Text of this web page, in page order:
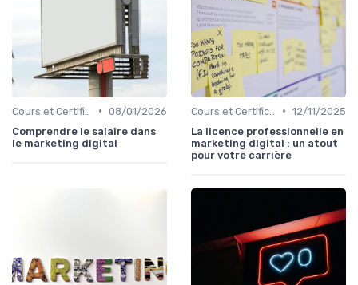
• 08/01/2026
Comprendre le salaire dans
le marketing digital
• 12/11/2025
La licence professionnelle en
marketing digital : un atout
pour votre carrière